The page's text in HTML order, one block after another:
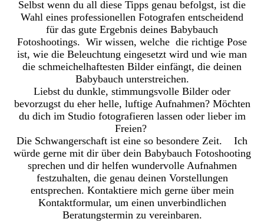
Selbst wenn du all diese Tipps genau befolgst, ist die
Wahl eines professionellen Fotografen entscheidend
für das gute Ergebnis deines Babybauch
Fotoshootings. Wir wissen, welche die richtige Pose
ist, wie die Beleuchtung eingesetzt wird und wie man
die schmeichelhaftesten Bilder einfängt, die deinen
Babybauch unterstreichen.
Liebst du dunkle, stimmungsvolle Bilder oder
bevorzugst du eher helle, luftige Aufnahmen? Möchten
du dich im Studio fotografieren lassen oder lieber im
Freien?
Die Schwangerschaft ist eine so besondere Zeit. Ich
würde gerne mit dir über dein Babybauch Fotoshooting
sprechen und dir helfen wundervolle Aufnahmen
festzuhalten, die genau deinen Vorstellungen
entsprechen. Kontaktiere mich gerne über mein
Kontaktformular, um einen unverbindlichen
Beratungstermin zu vereinbaren.